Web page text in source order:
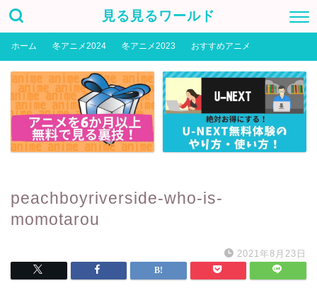
見る見るワールド
ホーム 冬アニメ2024 冬アニメ2023 おすすめアニメ
peachboyriverside-who-is-
momotarou
2021年8月23日